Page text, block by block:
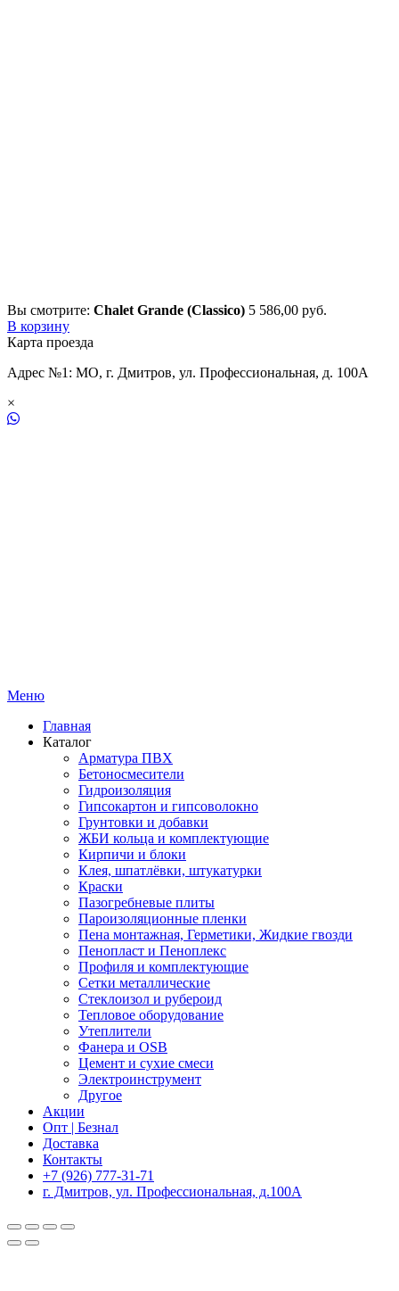
Вы смотрите: Chalet Grande (Classico) 5 586,00 руб.
В корзину
Карта проезда
Адрес №1: МО, г. Дмитров, ул. Профессиональная, д. 100А
×
Меню
Главная
Каталог
Арматура ПВХ
Бетоносмесители
Гидроизоляция
Гипсокартон и гипсоволокно
Грунтовки и добавки
ЖБИ кольца и комплектующие
Кирпичи и блоки
Клея, шпатлёвки, штукатурки
Краски
Пазогребневые плиты
Пароизоляционные пленки
Пена монтажная, Герметики, Жидкие гвозди
Пенопласт и Пеноплекс
Профиля и комплектующие
Сетки металлические
Стеклоизол и рубероид
Тепловое оборудование
Утеплители
Фанера и OSB
Цемент и сухие смеси
Электроинструмент
Другое
Акции
Опт | Безнал
Доставка
Контакты
+7 (926) 777-31-71
г. Дмитров, ул. Профессиональная, д.100А